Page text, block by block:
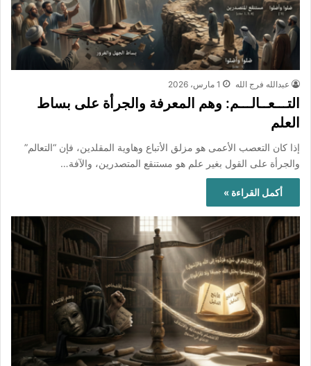
عبدالله فرج الله 1 مارس، 2026
التـــعــالـــم: وهم المعرفة والجرأة على بساط
العلم
إذا كان التعصب الأعمى هو مزلق الأتباع وهاوية المقلدين، فإن “التعالم”
والجرأة على القول بغير علم هو مستنقع المتصدرين، والآفة…
أكمل القراءة »